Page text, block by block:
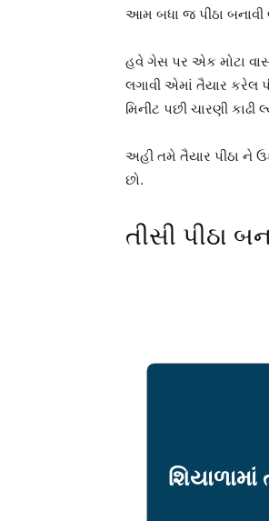
આમ બધા જ પીઠા બનાવી
હવે ગેસ પર એક મોટા
લગાવી એમાં તૈયાર કરેલ
મિનીટ પછી ચારણી
અહી તમે તૈયાર પીઠા ને
છો.
તીસી પીઠા
શિયાળામાં